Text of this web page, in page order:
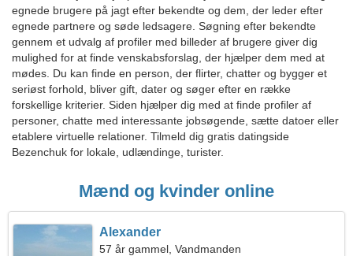
egnede brugere på jagt efter bekendte og dem, der leder efter
egnede partnere og søde ledsagere. Søgning efter bekendte
gennem et udvalg af profiler med billeder af brugere giver dig
mulighed for at finde venskabsforslag, der hjælper dem med at
mødes. Du kan finde en person, der flirter, chatter og bygger et
seriøst forhold, bliver gift, dater og søger efter en række
forskellige kriterier. Siden hjælper dig med at finde profiler af
personer, chatte med interessante jobsøgende, sætte datoer eller
etablere virtuelle relationer. Tilmeld dig gratis datingside
Bezenchuk for lokale, udlændinge, turister.
Mænd og kvinder online
Alexander
57 år gammel, Vandmanden